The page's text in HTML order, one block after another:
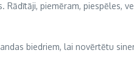
piemēram, piespēles,
biedriem, lai novērtētu